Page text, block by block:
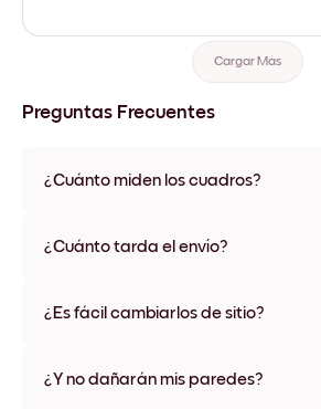
Cargar Más
Preguntas Frecuentes
¿Cuánto miden los cuadros?
varios materiales y colores de marco,
¿Cuánto tarda el envío?
disponibles en algunos países. Te
¿Es fácil cambiarlos de sitio?
ningún daño
¿Y no dañarán mis paredes?